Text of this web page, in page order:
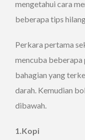
mengetahui cara
beberapa tips
Perkara pertama
mencuba
bahagian yang
darah. Kemudian
dibawah.
1.Kopi